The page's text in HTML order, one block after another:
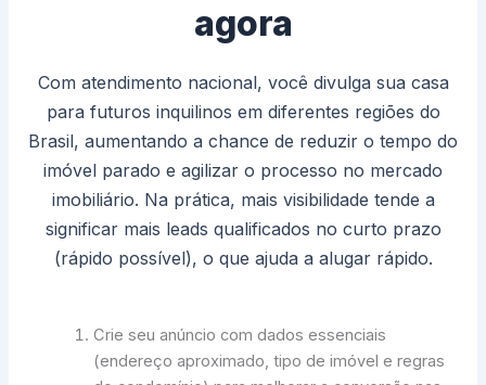
agora
Com atendimento nacional, você divulga sua casa
para futuros inquilinos em diferentes regiões do
Brasil, aumentando a chance de reduzir o tempo do
imóvel parado e agilizar o processo no mercado
imobiliário. Na prática, mais visibilidade tende a
significar mais leads qualificados no curto prazo
(rápido possível), o que ajuda a alugar rápido.
Crie seu anúncio com dados essenciais
(endereço aproximado, tipo de imóvel e regras